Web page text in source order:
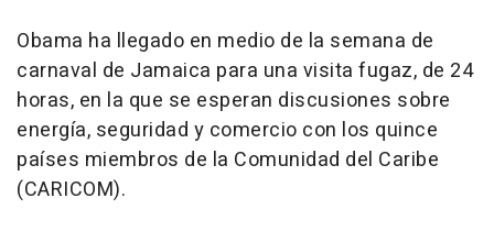
Obama ha llegado en medio de la semana de
carnaval de Jamaica para una visita fugaz, de 24
horas, en la que se esperan discusiones sobre
energía, seguridad y comercio con los quince
países miembros de la Comunidad del Caribe
(CARICOM).